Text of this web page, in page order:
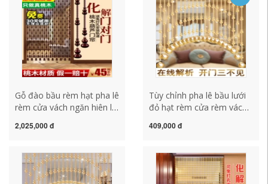
Gỗ đào bầu rèm hạt pha lê
rèm cửa vách ngăn hiên lối
phòng tắm rèm treo rèm
2,025,000 đ
Tùy chỉnh pha lê bầu lưới
đỏ hạt rèm cửa rèm vách
rèm thành bếp phòng ngủ
gỗ cao cấp
409,000 đ